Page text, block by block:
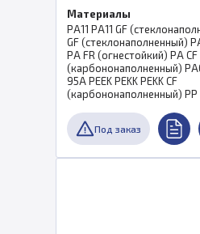
Материалы
PA11 PA11 GF
GF (стеклонаполненный)
PA FR (огнестойкий) PA CF
(карбононаполненный)
95A PEEK PEKK PEKK CF
(карбононаполненный)
Под заказ